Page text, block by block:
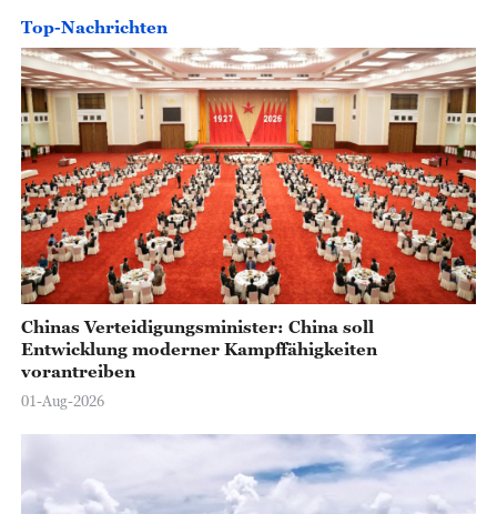
Top-Nachrichten
Chinas Verteidigungsminister: China soll
Entwicklung moderner Kampffähigkeiten
vorantreiben
01-Aug-2026